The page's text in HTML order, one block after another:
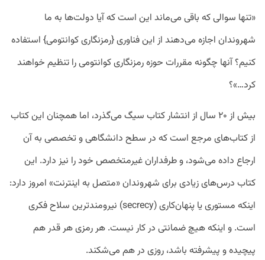
«تنها سوالی که باقی می‌ماند این است که آیا دولت‌ها به ما
شهروندان اجازه می‌دهند از این فناوری {رمزنگاری کوانتومی} استفاده
کنیم؟ آنها چگونه مقررات حوزه رمزنگاری کوانتومی را تنظیم خواهند
کرد…»؟
بیش از ۲۰ سال از انتشار کتاب سیگ می‌گذرد، اما همچنان این کتاب
از کتاب‌های مرجع است که در سطح دانشگاهی و تخصصی به آن
ارجاع داده می‌شود، و طرفداران غیرمتخصص خود را نیز دارد. این
کتاب درس‌های زیادی برای شهروندان «متصل به اینترنت» امروز دارد:
اینکه مستوری یا پنهان‌کاری (secrecy) نیرومندترین سلاح فکری
است. و اینکه هیچ ضمانتی در کار نیست. هر رمزی هر قدر هم
پیچیده و پیشرفته باشد، روزی در هم می‌شکند.